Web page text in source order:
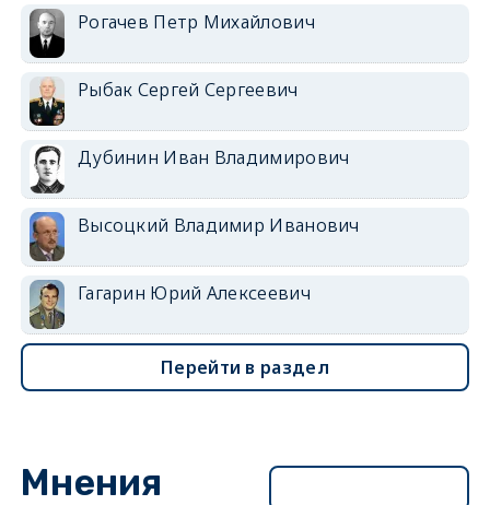
Рогачев Петр Михайлович
Рыбак Сергей Сергеевич
Дубинин Иван Владимирович
Высоцкий Владимир Иванович
Гагарин Юрий Алексеевич
Перейти в раздел
Мнения